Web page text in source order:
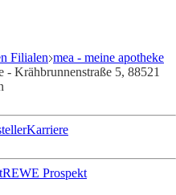
Filialen mea - meine apotheke
- Krähbrunnenstraße 5, 88521
Karriere
REWE Prospekt